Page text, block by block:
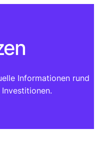
Informationen rund